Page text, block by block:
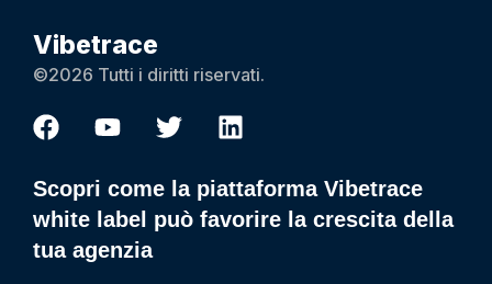
Vibetrace
©2026 Tutti i diritti riservati.
Scopri come la piattaforma Vibetrace
white label può favorire la crescita della
tua agenzia